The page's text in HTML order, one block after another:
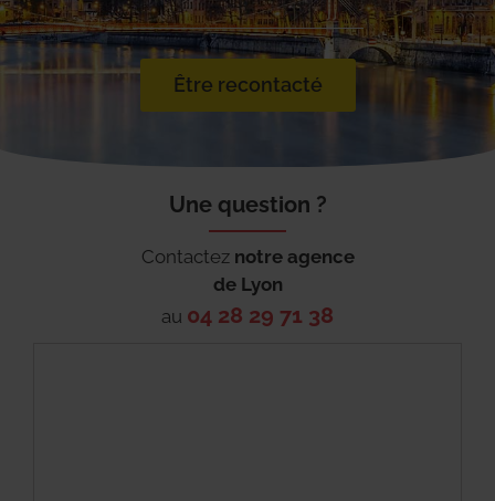
Être recontacté
Une question ?
Contactez notre agence
de Lyon
au 04 28 29 71 38